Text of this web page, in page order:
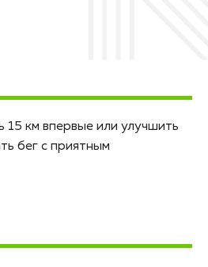
15 км впервые или улучшить
бег с приятным